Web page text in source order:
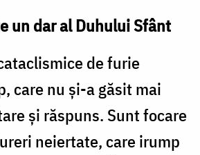
un dar al Duhului Sfânt
de furie
care nu şi-a găsit mai
şi răspuns. Sunt focare
neiertate, care irump